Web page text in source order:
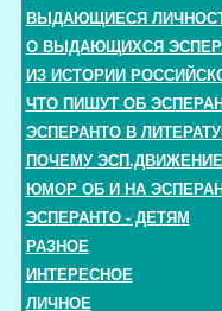
ВЫДАЮЩИЕСЯ
О ВЫДАЮЩИХСЯ
ИЗ ИСТОРИИ
ЧТО ПИШУТ ОБ
ЭСПЕРАНТО В
ПОЧЕМУ
ЮМОР ОБ И НА
ЭСПЕРАНТО - ДЕТЯМ
РАЗНОЕ
ИНТЕРЕСНОЕ
ЛИЧНОЕ